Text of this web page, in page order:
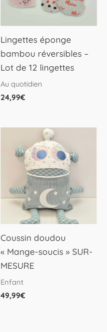
Lingettes éponge
bambou réversibles –
Lot de 12 lingettes
Au quotidien
24,99€
Les
être
la
page
produit
Coussin doudou
« Mange-soucis » SUR-
MESURE
Enfant
49,99€